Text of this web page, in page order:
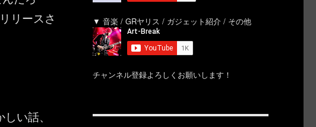
リースさ
い話、
▼ 音楽 / GRヤリス / ガジェット紹介 / その他
チャンネル登録よろしくお願いします！